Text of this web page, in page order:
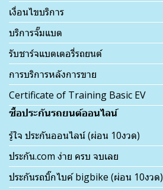
เงื่อนไขบริการ
บริการจั๊มแบต
รับชาร์จแบตเตอรี่รถยนต์
การบริการหลังการขาย
Certificate of Training Basic EV
ซื้อประกันรถยนต์ออนไลน์
รู้ใจ ประกันออนไลน์ (ผ่อน 10งวด)
ประกัน.com ง่าย ครบ จบเลย
ประกันรถบิ๊กไบค์ bigbike (ผ่อน 10งวด)